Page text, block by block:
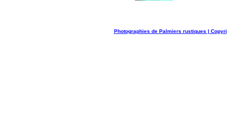
Photographies de Palmiers rustiques |